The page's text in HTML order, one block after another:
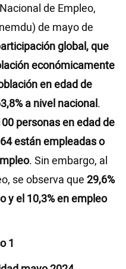
de Empleo,
de mayo de
global, que
económicamente
en edad de
a nivel nacional.
personas en edad de
están empleadas o
. Sin embargo, al
se observa que 29,6%
y el 10,3% en empleo
1